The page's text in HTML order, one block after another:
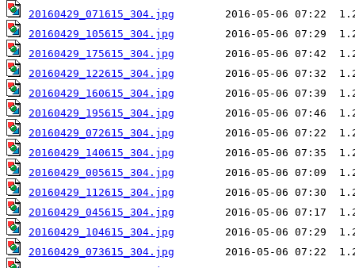
20160429_071615_304.jpg
20160429_105615_304.jpg
20160429_175615_304.jpg
20160429_122615_304.jpg
20160429_160615_304.jpg
20160429_195615_304.jpg
20160429_072615_304.jpg
20160429_140615_304.jpg
20160429_005615_304.jpg
20160429_112615_304.jpg
20160429_045615_304.jpg
20160429_104615_304.jpg
20160429_073615_304.jpg